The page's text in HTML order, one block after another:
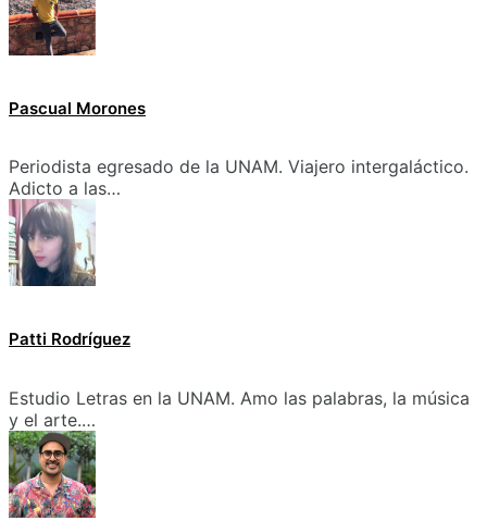
Pascual Morones
Periodista egresado de la UNAM. Viajero intergaláctico.
Adicto a las…
Patti Rodríguez
Estudio Letras en la UNAM. Amo las palabras, la música
y el arte.…